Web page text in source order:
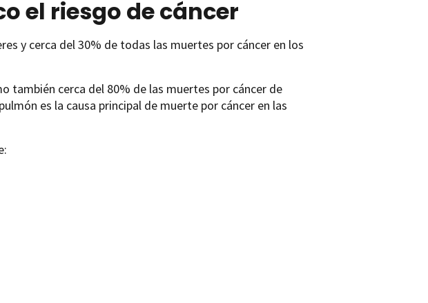
el riesgo de cáncer
y cerca del 30% de todas las muertes por cáncer en los
también cerca del 80% de las muertes por cáncer de
es la causa principal de muerte por cáncer en las